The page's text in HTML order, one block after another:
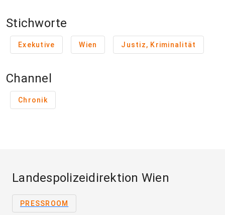
Stichworte
Exekutive Wien Justiz, Kriminalität
Channel
Chronik
Landespolizeidirektion Wien
PRESSROOM